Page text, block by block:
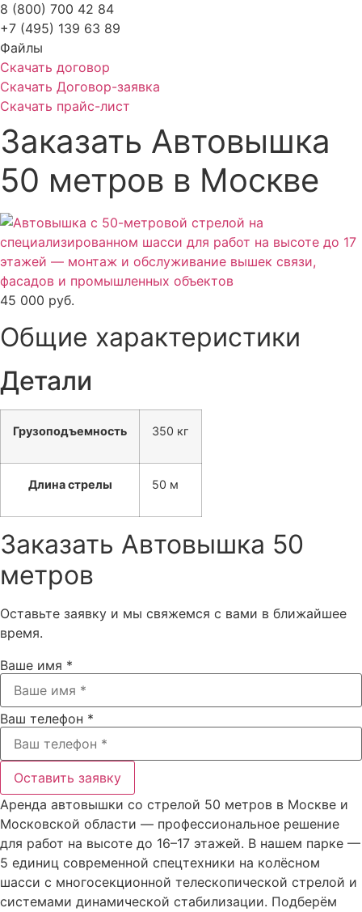
8 (800) 700 42 84
+7 (495) 139 63 89
Файлы
Скачать договор
Скачать Договор-заявка
Скачать прайс-лист
Заказать Автовышка
50 метров в Москве
45 000 руб.
Общие характеристики
Детали
Грузоподъем­ность 350 кг
Длина стрелы 50 м
Заказать Автовышка 50
метров
Оставьте заявку и мы свяжемся с вами в ближайшее
время.
Ваше имя *
Ваш телефон *
Оставить заявку
Аренда автовышки со стрелой 50 метров в Москве и
Московской области — профессиональное решение
для работ на высоте до 16–17 этажей. В нашем парке —
5 единиц современной спецтехники на колёсном
шасси с многосекционной телескопической стрелой и
системами динамической стабилизации. Подберём